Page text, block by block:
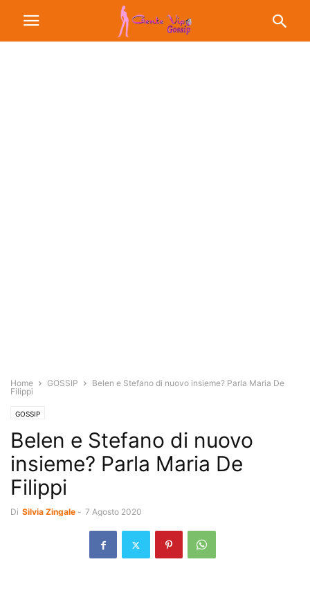
Home GOSSIP
Belen e Stefano di nuovo insieme? Parla Maria De
Filippi
GOSSIP
Belen e Stefano di nuovo
insieme? Parla Maria De
Filippi
Di Silvia Zingale - 7 Agosto 2020